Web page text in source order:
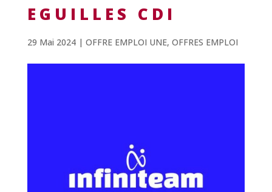
EGUILLES CDI
29 Mai 2024| OFFRE EMPLOI UNE, OFFRES EMPLOI